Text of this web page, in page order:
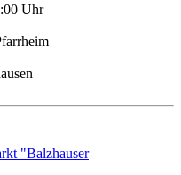
Uhr
"Balzhauser